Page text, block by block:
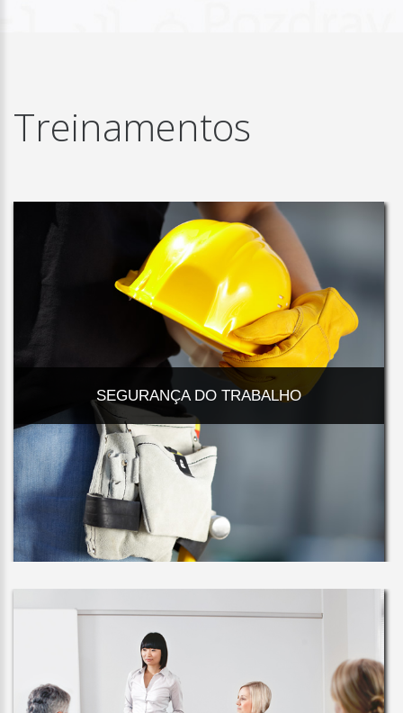
Treinamentos
SEGURANÇA DO TRABALHO